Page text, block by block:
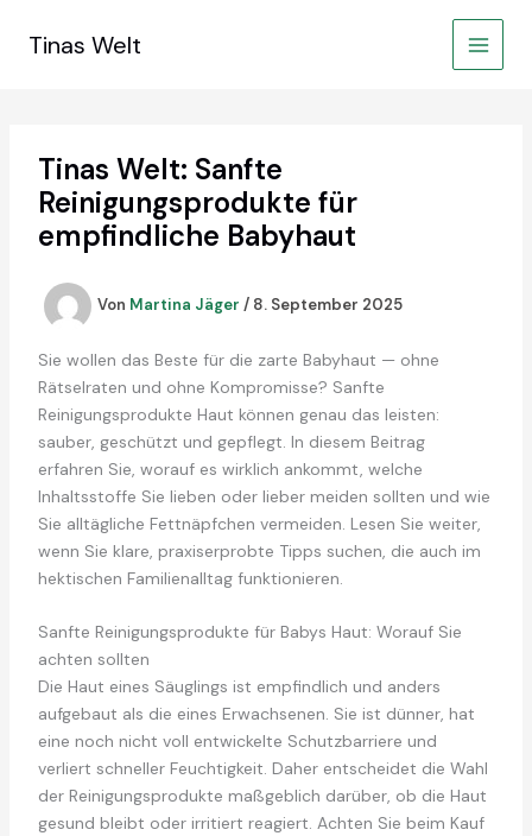
InhaltTinas Welt
Tinas Welt: Sanfte
Reinigungsprodukte für
empfindliche Babyhaut
Von Martina Jäger / 8. September 2025
Sie wollen das Beste für die zarte Babyhaut — ohne
Rätselraten und ohne Kompromisse? Sanfte
Reinigungsprodukte Haut können genau das leisten:
sauber, geschützt und gepflegt. In diesem Beitrag
erfahren Sie, worauf es wirklich ankommt, welche
Inhaltsstoffe Sie lieben oder lieber meiden sollten und wie
Sie alltägliche Fettnäpfchen vermeiden. Lesen Sie weiter,
wenn Sie klare, praxiserprobte Tipps suchen, die auch im
hektischen Familienalltag funktionieren.
Sanfte Reinigungsprodukte für Babys Haut: Worauf Sie
achten sollten
Die Haut eines Säuglings ist empfindlich und anders
aufgebaut als die eines Erwachsenen. Sie ist dünner, hat
eine noch nicht voll entwickelte Schutzbarriere und
verliert schneller Feuchtigkeit. Daher entscheidet die Wahl
der Reinigungsprodukte maßgeblich darüber, ob die Haut
gesund bleibt oder irritiert reagiert. Achten Sie beim Kauf